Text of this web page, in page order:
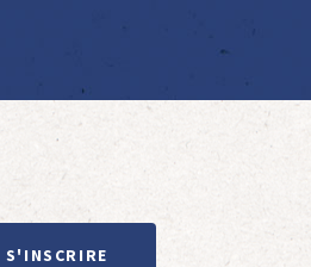
S'INSCRIRE